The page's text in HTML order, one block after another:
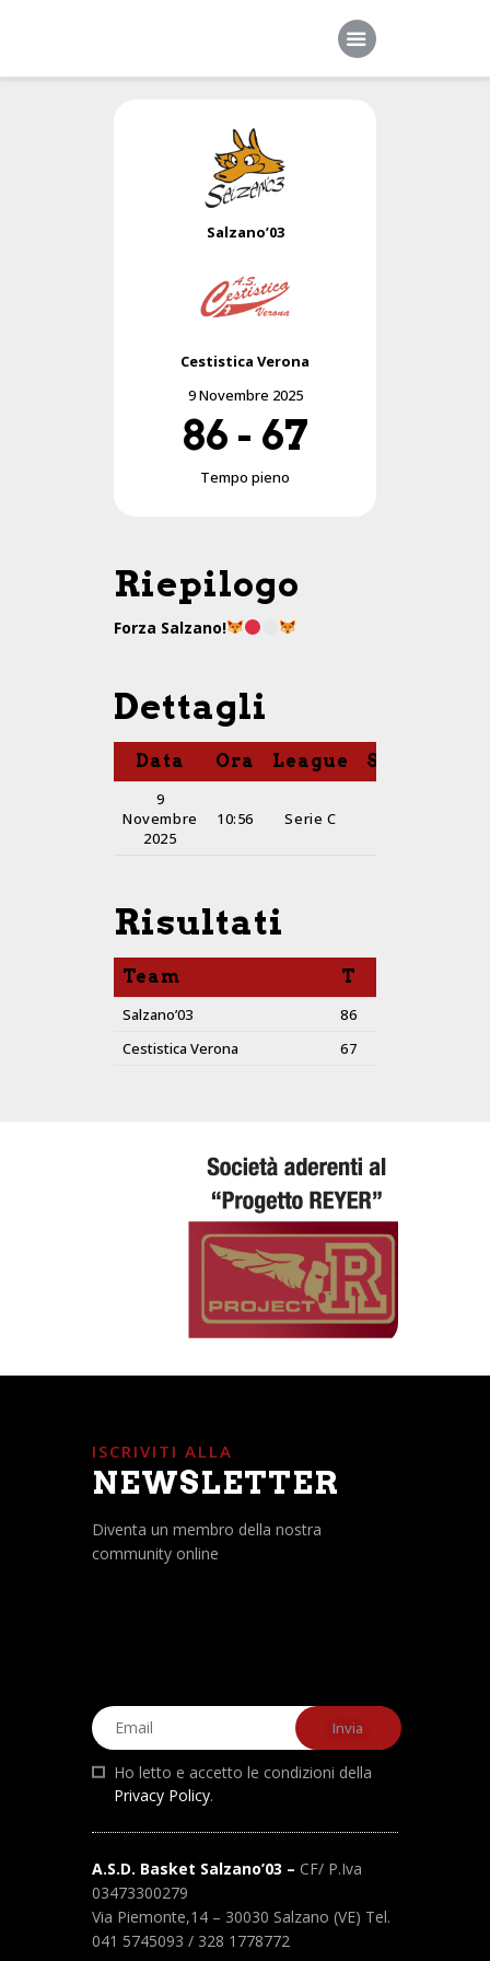
Salzano’03
Cestistica Verona
9 Novembre 2025
86 - 67
Tempo pieno
Riepilogo
Forza Salzano!
Dettagli
Data Ora League Stagione
9
Novembre
2025
10:56 Serie C
Risultati
Team T
Salzano’03
86
Cestistica Verona
67
ISCRIVITI ALLA
NEWSLETTER
Diventa un membro della nostra
community online
Ho letto e accetto le condizioni della
Privacy Policy.
A.S.D. Basket Salzano’03 – CF/ P.Iva
03473300279
Via Piemonte,14 – 30030 Salzano (VE) Tel.
041 5745093 / 328 1778772